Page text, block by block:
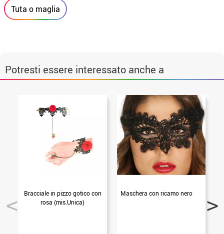
Tuta o maglia
Potresti essere interessato anche a
Bracciale in pizzo gotico con
rosa (mis.Unica)
Maschera con ricamo nero